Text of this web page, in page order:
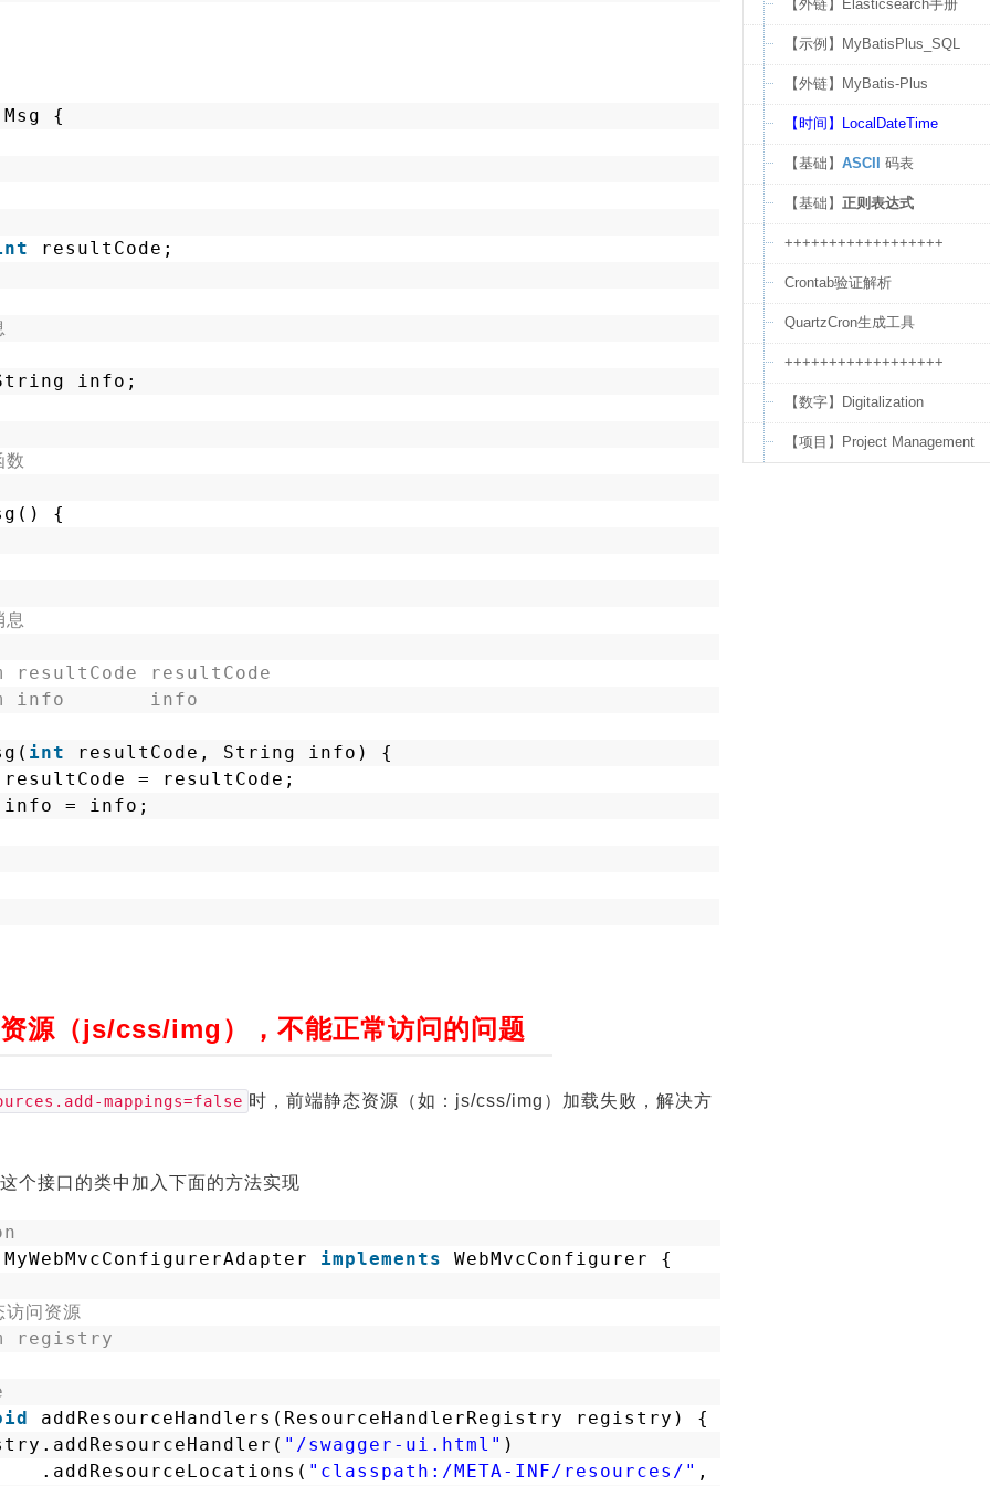
Msg {
resultCode;
info;
{
resultCode resultCode
info       info
int
resultCode, String info) {
= resultCode;
= info;
源（js/css/img），不能正常访问的问题
mappings=false 时，前端静态资源（如：js/css/img）加载失败，解决方
个接口的类中加入下面的方法实现
MyWebMvcConfigurerAdapter implements WebMvcConfigurer {
问资源
registry
addResourceHandlers(ResourceHandlerRegistry registry) {
"/swagger-ui.html" )
.addResourceLocations( "classpath:/META-INF/resources/" ,
【外链】Elasticsearch手册
【示例】MyBatisPlus_SQL
【外链】MyBatis-Plus
【时间】LocalDateTime
【基础】 ASCII 码表
【基础】 正则表达式
++++++++++++++++++
Crontab验证解析
QuartzCron生成工具
++++++++++++++++++
【数字】Digitalization
【项目】Project Management